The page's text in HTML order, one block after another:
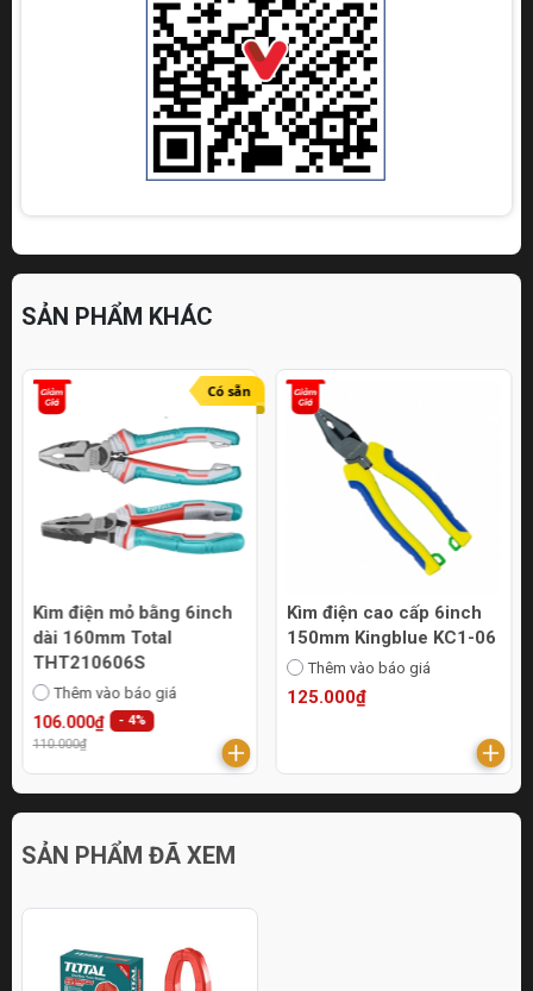
SẢN PHẨM KHÁC
Có sẵn
Kìm điện mỏ bằng 6inch
dài 160mm Total
THT210606S
Thêm vào báo giá
106.000₫
110.000₫
- 4%
Kìm điện cao cấp 6inch
150mm Kingblue KC1-06
Thêm vào báo giá
125.000₫
SẢN PHẨM ĐÃ XEM